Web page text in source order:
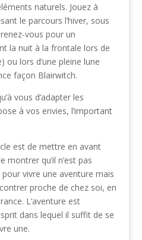
naturels. Jouez à
le parcours l’hiver, sous
vous pour un
la nuit à la frontale lors de
ou lors d’une pleine lune
façon Blairwitch.
vous d’adapter les
à vos envies, l’important
est de mettre en avant
montrer qu’il n’est pas
pour vivre une aventure mais
proche de chez soi, en
L’aventure est
dans lequel il suffit de se
une.